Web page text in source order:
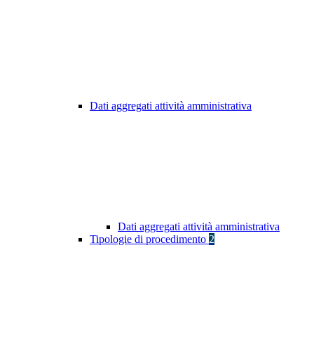
Dati aggregati attività amministrativa
Dati aggregati attività amministrativa
Tipologie di procedimento 2